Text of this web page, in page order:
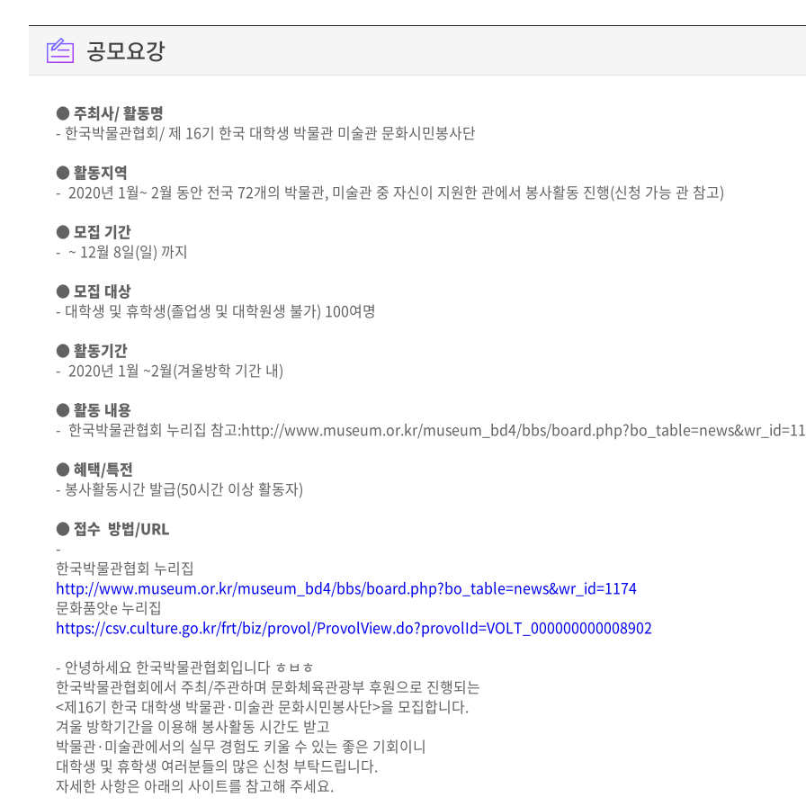
공모요강
● 주최사/ 활동명
- 한국박물관협회/ 제 16기 한국 대학생 박물관 미술관 문화시민봉사단
● 활동지역
- 2020년 1월~ 2월 동안 전국 72개의 박물관, 미술관 중 자신이 지원한 관에서 봉사활동 진행(신청 가능 관 참고)
● 모집 기간
- ~ 12월 8일(일) 까지
● 모집 대상
- 대학생 및 휴학생(졸업생 및 대학원생 불가) 100여명
● 활동기간
- 2020년 1월 ~2월(겨울방학 기간 내)
● 활동 내용
- 한국박물관협회 누리집 참고:http://www.museum.or.kr/museum_bd4/bbs/
● 혜택/특전
- 봉사활동시간 발급(50시간 이상 활동자)
● 접수 방법/URL
-
한국박물관협회 누리집
http://www.museum.or.kr/museum_bd4/bbs/board.php?bo_table=news&wr_id=1174
문화품앗e 누리집
https://csv.culture.go.kr/frt/biz/provol/ProvolView.do?provolId=VOLT_000000000008902
- 안녕하세요 한국박물관협회입니다 ㅎㅂㅎ
한국박물관협회에서 주최/주관하며 문화체육관광부 후원으로 진행되는
<제16기 한국 대학생 박물관·미술관 문화시민봉사단>을 모집합니다.
겨울 방학기간을 이용해 봉사활동 시간도 받고
박물관·미술관에서의 실무 경험도 키울 수 있는 좋은 기회이니
대학생 및 휴학생 여러분들의 많은 신청 부탁드립니다.
자세한 사항은 아래의 사이트를 참고해 주세요.